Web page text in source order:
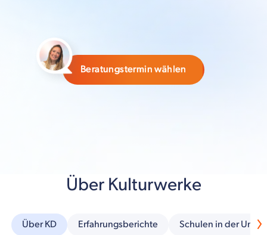
Beratungstermin wählen
Über Kulturwerke
Über KD Erfahrungsberichte Schulen in der